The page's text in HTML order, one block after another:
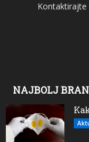
Kontaktirajte
NAJBOLJ